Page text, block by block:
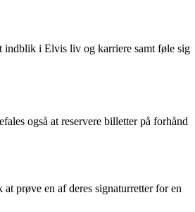
indblik i Elvis liv og karriere samt føle sig
også at reservere billetter på forhånd
prøve en af deres signaturretter for en